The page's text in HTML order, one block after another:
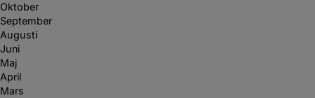
Oktober
September
Augusti
Juni
Maj
April
Mars